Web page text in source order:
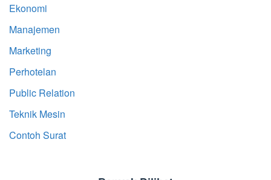
Ekonomi
Manajemen
Marketing
Perhotelan
Public Relation
Teknik Mesin
Contoh Surat